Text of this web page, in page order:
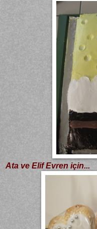
Ata ve Elif Evren için...